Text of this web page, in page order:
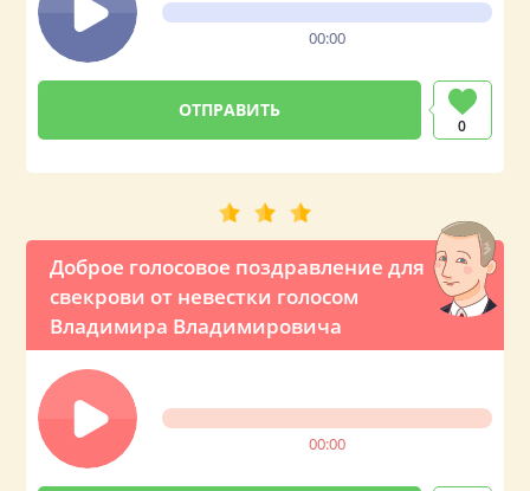
00:00
0
Доброе голосовое поздравление для
свекрови от невестки голосом
Владимира Владимировича
00:00